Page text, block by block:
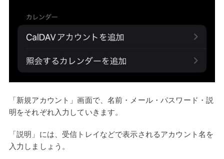
「新規アカウント」画面で、名前・メール・パスワード・説
明をそれぞれ入力していきます。
「説明」には、受信トレイなどで表示されるアカウント名を
入力しましょう。